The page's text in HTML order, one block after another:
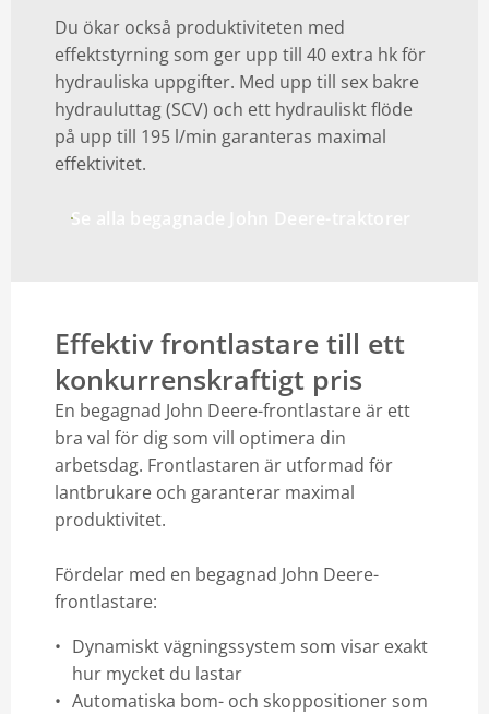
Du ökar också produktiviteten med
effektstyrning som ger upp till 40 extra hk för
hydrauliska uppgifter. Med upp till sex bakre
hydrauluttag (SCV) och ett hydrauliskt flöde
på upp till 195 l/min garanteras maximal
effektivitet.
Se alla begagnade John Deere-traktorer
Effektiv frontlastare till ett
konkurrenskraftigt pris
En begagnad John Deere-frontlastare är ett
bra val för dig som vill optimera din
arbetsdag. Frontlastaren är utformad för
lantbrukare och garanterar maximal
produktivitet.
Fördelar med en begagnad John Deere-
frontlastare:
Dynamiskt vägningssystem som visar exakt
hur mycket du lastar
Automatiska bom- och skoppositioner som